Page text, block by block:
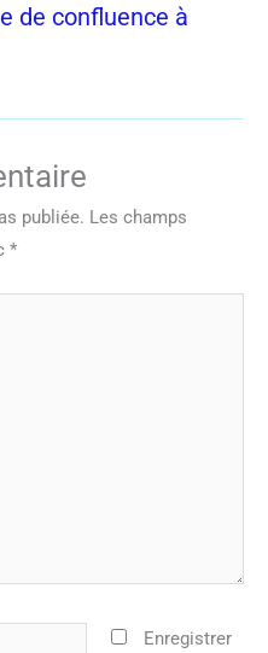
de confluence à
publiée. Les champs
*
Enregistrer